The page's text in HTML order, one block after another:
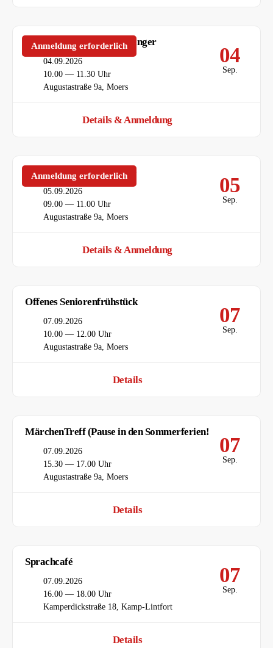
Anmeldung erforderlich 04
Sep.
Spanischkurs 55+ für Anfänger
Datum
04.09.2026
Uhrzeit
10.00 — 11.30 Uhr
Ort
Augustastraße 9a, Moers
Details & Anmeldung
Anmeldung erforderlich 05
Sep.
Deutsch als Fremdsprache
Datum
05.09.2026
Uhrzeit
09.00 — 11.00 Uhr
Ort
Augustastraße 9a, Moers
Details & Anmeldung
07
Sep.
Offenes Seniorenfrühstück
Datum
07.09.2026
Uhrzeit
10.00 — 12.00 Uhr
Ort
Augustastraße 9a, Moers
Details
07
Sep.
MärchenTreff (Pause in den Sommerferien!)
Datum
07.09.2026
Uhrzeit
15.30 — 17.00 Uhr
Ort
Augustastraße 9a, Moers
Details
07
Sep.
Sprachcafé
Datum
07.09.2026
Uhrzeit
16.00 — 18.00 Uhr
Ort
Kamperdickstraße 18, Kamp-Lintfort
Details